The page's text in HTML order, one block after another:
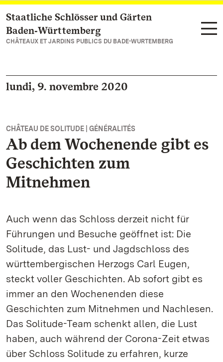
Vers la page d’accueil
Staatliche Schlösser und Gärten
Baden‑Württemberg
CHÂTEAUX ET JARDINS PUBLICS DU BADE-WURTEMBERG
lundi, 9. novembre 2020
CHÂTEAU DE SOLITUDE | GÉNÉRALITÉS
Ab dem Wochenende gibt es
Geschichten zum
Mitnehmen
Auch wenn das Schloss derzeit nicht für
Führungen und Besuche geöffnet ist: Die
Solitude, das Lust- und Jagdschloss des
württembergischen Herzogs Carl Eugen,
steckt voller Geschichten. Ab sofort gibt es
immer an den Wochenenden diese
Geschichten zum Mitnehmen und Nachlesen.
Das Solitude-Team schenkt allen, die Lust
haben, auch während der Corona-Zeit etwas
über Schloss Solitude zu erfahren, kurze